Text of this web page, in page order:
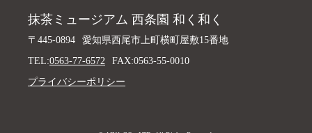
抹茶ミュージアム 西条園 和く和く
〒445-0894
愛知県西尾市上町横町屋敷15番地
TEL:0563-77-6572
FAX:0563-55-0010
プライバシーポリシー